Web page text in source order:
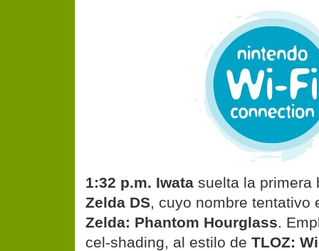
1:32 p.m. Iwata suelta la primera
Zelda DS, cuyo nombre tentativo
Zelda: Phantom Hourglass.
cel-shading, al estilo de TLOZ: